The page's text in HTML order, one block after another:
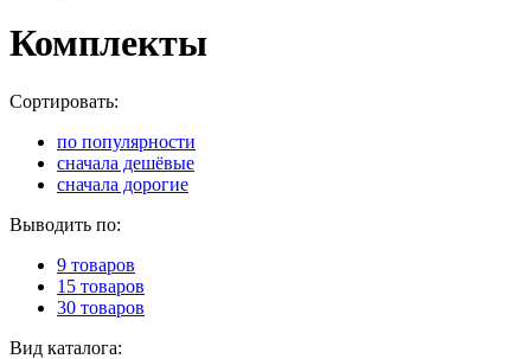
Комплекты
Сортировать:
по популярности
сначала дешёвые
сначала дорогие
Выводить по:
9 товаров
15 товаров
30 товаров
Вид каталога: